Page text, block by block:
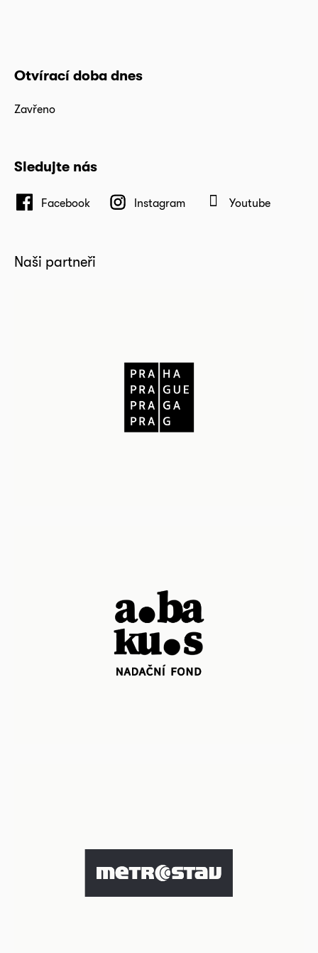
Otvírací doba dnes
Zavřeno
Sledujte nás
Facebook Instagram Youtube
Naši partneři